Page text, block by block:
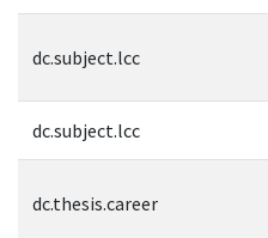
dc.subject.lcc
dc.subject.lcc
dc.thesis.career